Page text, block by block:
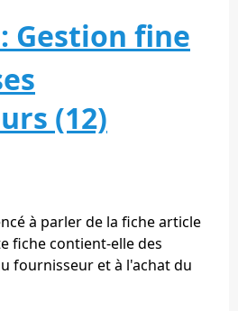
Gestion fine
(12)
à parler de la fiche article
fiche contient-elle des
fournisseur et à l'achat du